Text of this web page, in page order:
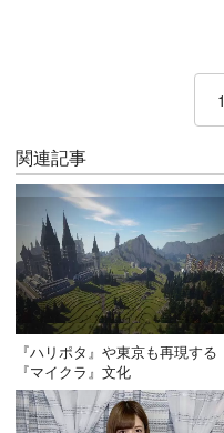
1
関連記事
『ハリポタ』や東京も再現する
『マイクラ』文化